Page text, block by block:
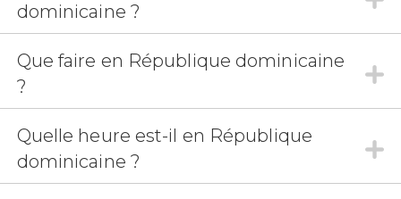
dominicaine ?
Que faire en République dominicaine
?
Quelle heure est-il en République
dominicaine ?